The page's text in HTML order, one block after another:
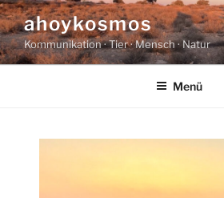
Zum
Inhalt
springen
ahoykosmos
Kommunikation · Tier · Mensch · Natur
Menü